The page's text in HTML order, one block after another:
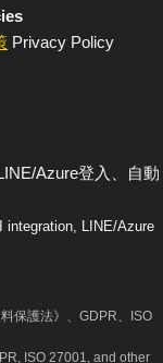
Privacy Policy
Azure登入、自動
integration, LINE/Azure
保護法》、GDPR、ISO
ISO 27001, and other